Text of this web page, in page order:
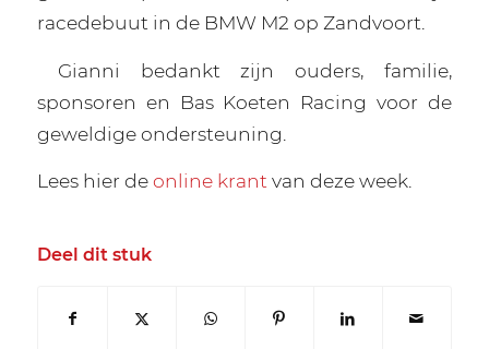
racedebuut in de BMW M2 op Zandvoort.
Gianni bedankt zijn ouders, familie,
sponsoren en Bas Koeten Racing voor de
geweldige ondersteuning.
Lees hier deonline krant van deze week.
Deel dit stuk